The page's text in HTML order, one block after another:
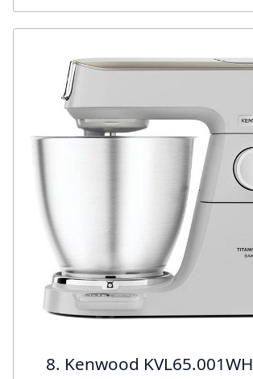
8. Kenwood KVL65.001WH